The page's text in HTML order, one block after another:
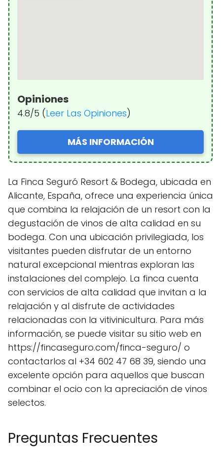
Opiniones
4.8/5 (Leer Las Opiniones)
MÁS INFORMACIÓN
La Finca Seguró Resort & Bodega, ubicada en
Alicante, España, ofrece una experiencia única
que combina la relajación de un resort con la
degustación de vinos de alta calidad en su
bodega. Con una ubicación privilegiada, los
visitantes pueden disfrutar de un entorno
natural excepcional mientras exploran las
instalaciones del complejo. La finca cuenta
con servicios de alta calidad que invitan a la
relajación y al disfrute de actividades
relacionadas con la vitivinicultura. Para más
información, se puede visitar su sitio web en
https://fincaseguro.com/finca-seguro/ o
contactarlos al +34 602 47 68 39, siendo una
excelente opción para aquellos que buscan
combinar el ocio con la apreciación de vinos
selectos.
Preguntas Frecuentes